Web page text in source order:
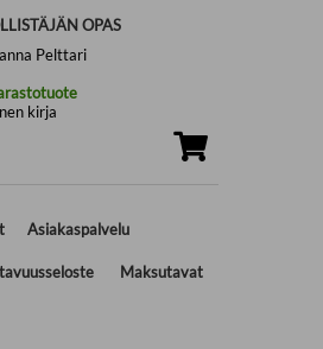
OPAS
Pelttari
kirja
Asiakaspalvelu
Maksutavat